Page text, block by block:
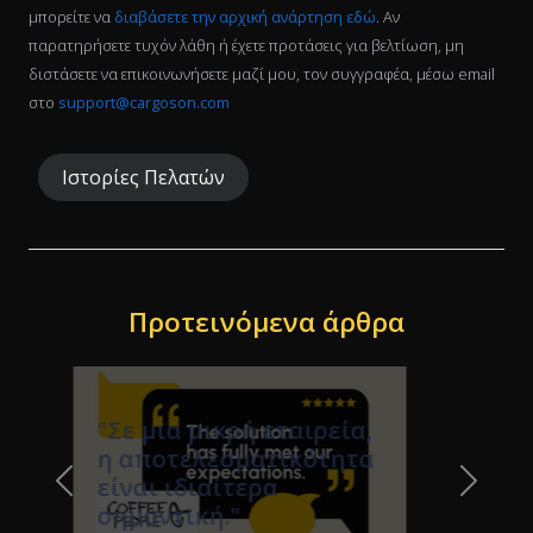
μπορείτε να διαβάσετε την αρχική ανάρτηση εδώ. Αν
παρατηρήσετε τυχόν λάθη ή έχετε προτάσεις για βελτίωση, μη
διστάσετε να επικοινωνήσετε μαζί μου, τον συγγραφέα, μέσω email
στο support@cargoson.com
Ιστορίες Πελατών
Προτεινόμενα άρθρα
"Η διαχείριση της
εφοδιαστικής έχει γίνει
Previous Slide Next